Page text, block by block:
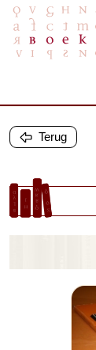
Terug